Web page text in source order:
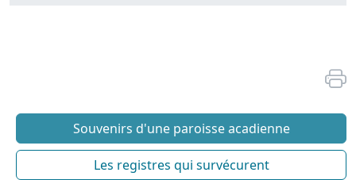
Souvenirs d'une paroisse acadienne
Les registres qui survécurent